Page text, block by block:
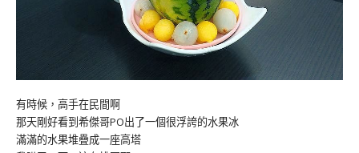
有時候，高手在民間啊
那天剛好看到希傑哥PO出了一個很浮誇的水果冰
滿滿的水果堆疊成一座高塔